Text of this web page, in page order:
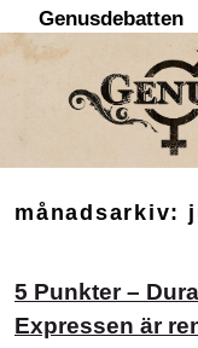
Genusdebatten
månadsarkiv:
5 Punkter –
Expressen är